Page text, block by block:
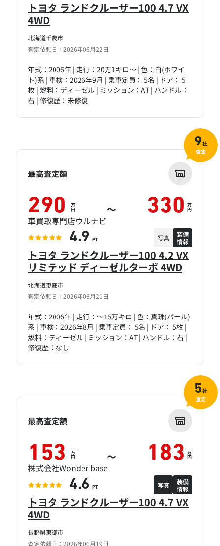
北海道千歳市
査定依頼日：2026年06月22日
トヨタ ランドクルーザー100 4.7 VX
4WD
年式：2006年 | 走行：20万1キロ～ | 色：白(ホワイ
ト)系 | 車検：2026年9月 | 乗車定員： 5名 | ドア： 5
枚 | 燃料：ディーゼル | ミッション：AT | ハンドル：
右 | 修復歴：未修復
北海道恵庭市
査定依頼日：2026年06月21日
トヨタ ランドクルーザー100 4.2 VX
リミテッド ディーゼルターボ 4WD
年式：2006年 | 走行：～15万キロ | 色：真珠(パール)
系 | 車検：2026年8月 | 乗車定員： 5名 | ドア： 5枚 |
燃料：ディーゼル | ミッション：AT | ハンドル：右 |
修復歴：なし
最高査定額
290 万
円 ～ 330 万
円
車買取専門店ウルナビ
4.9 PT 写真
装備
情報
9社
査定
長野県東御市
査定依頼日：2026年06月19日
トヨタ ランドクルーザー100 4.7 VX
4WD
最高査定額
153 万
円 ～ 183 万
円
株式会社Wonder base
4.6 PT 写真
装備
情報
5社
査定